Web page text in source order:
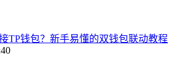
TP钱包？新手易懂的双钱包联动教程